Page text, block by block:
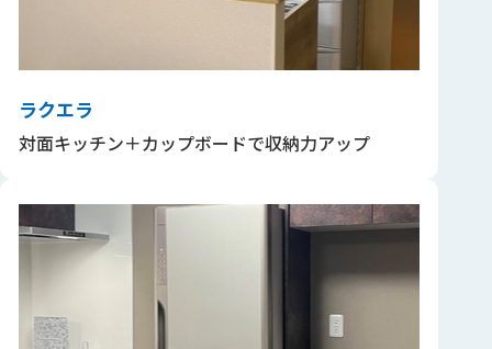
ラクエラ
対面キッチン＋カップボードで収納力アップ